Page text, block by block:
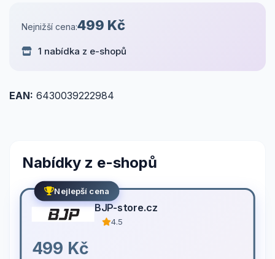
Nejnižší cena:499 Kč
1 nabídka z e-shopů
EAN: 6430039222984
Nabídky z e-shopů
Nejlepší cena
BJP-store.cz
4.5
499 Kč